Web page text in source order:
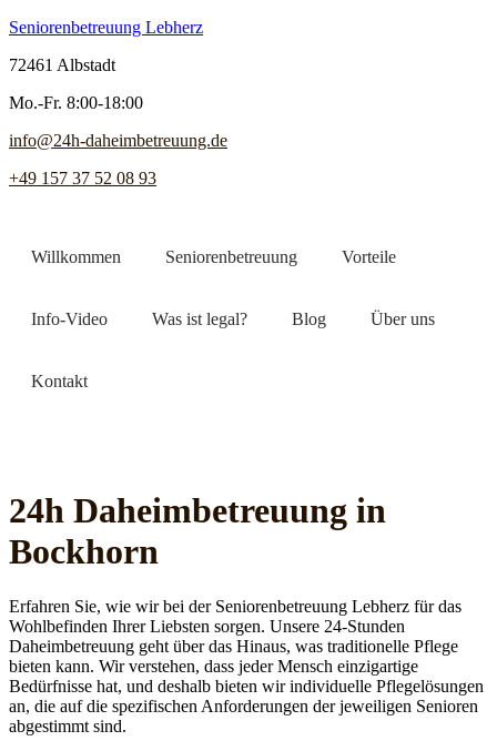
Seniorenbetreuung Lebherz
72461 Albstadt
Mo.-Fr. 8:00-18:00
info@24h-daheimbetreuung.de
+49 157 37 52 08 93
Willkommen Seniorenbetreuung Vorteile
Info-Video Was ist legal? Blog Über uns
Kontakt
24h Daheim­betreuung in
Bockhorn
Erfahren Sie, wie wir bei der Seniorenbetreuung Lebherz für das
Wohlbefinden Ihrer Liebsten sorgen. Unsere 24-Stunden
Daheimbetreuung geht über das Hinaus, was traditionelle Pflege
bieten kann. Wir verstehen, dass jeder Mensch einzigartige
Bedürfnisse hat, und deshalb bieten wir individuelle Pflegelösungen
an, die auf die spezifischen Anforderungen der jeweiligen Senioren
abgestimmt sind.